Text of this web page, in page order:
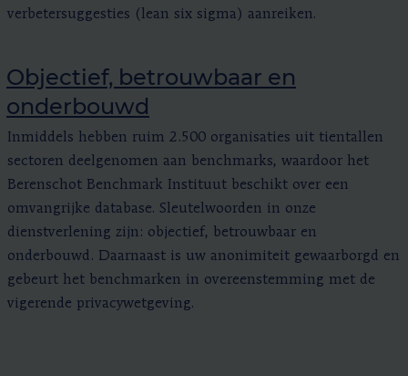
verbetersuggesties (lean six sigma) aanreiken.
Objectief, betrouwbaar en
onderbouwd
Inmiddels hebben ruim 2.500 organisaties uit tientallen
sectoren deelgenomen aan benchmarks, waardoor het
Berenschot Benchmark Instituut beschikt over een
omvangrijke database. Sleutelwoorden in onze
dienstverlening zijn: objectief, betrouwbaar en
onderbouwd. Daarnaast is uw anonimiteit gewaarborgd en
gebeurt het benchmarken in overeenstemming met de
vigerende privacywetgeving.